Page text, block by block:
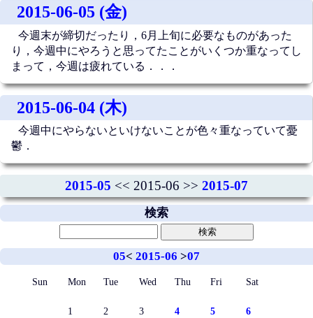
2015-06-05 (金)
今週末が締切だったり，6月上旬に必要なものがあった
り，今週中にやろうと思ってたことがいくつか重なってし
まって，今週は疲れている．．．
2015-06-04 (木)
今週中にやらないといけないことが色々重なっていて憂
鬱．
2015-05 << 2015-06 >> 2015-07
検索
05< 2015-06 >07
Sun Mon Tue Wed Thu Fri Sat
1 2 3 4 5 6